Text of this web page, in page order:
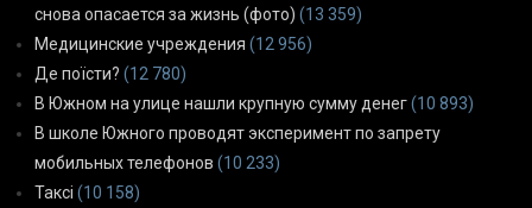
снова опасается за жизнь (фото) (13 359)
Медицинские учреждения (12 956)
Де поїсти? (12 780)
В Южном на улице нашли крупную сумму денег(10 893)
В школе Южного проводят эксперимент по запрету
мобильных телефонов (10 233)
Таксі (10 158)